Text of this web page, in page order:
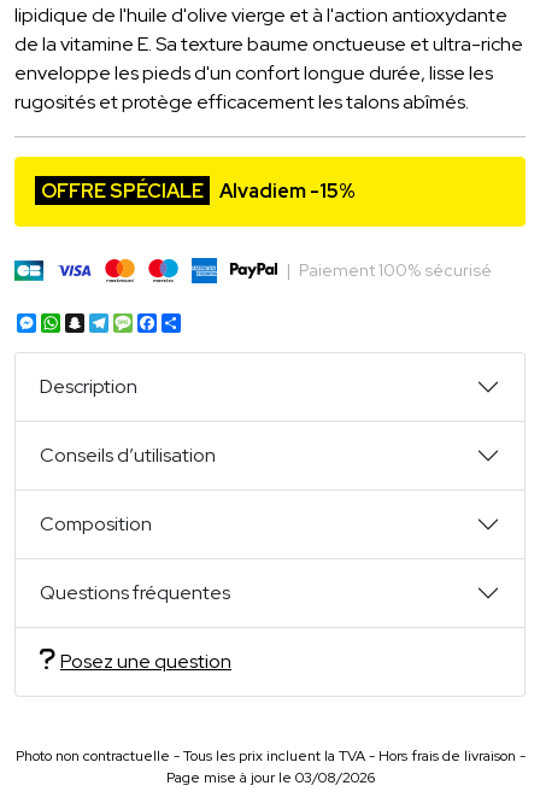
lipidique de l'huile d'olive vierge et à l'action antioxydante
de la vitamine E. Sa texture baume onctueuse et ultra-riche
enveloppe les pieds d'un confort longue durée, lisse les
rugosités et protège efficacement les talons abîmés.
OFFRE SPÉCIALE Alvadiem -15%
| Paiement 100% sécurisé
Messenger
WhatsApp
Snapchat
Telegram
Message
Facebook
Description
Conseils d’utilisation
Composition
Questions fréquentes
Posez une question
Photo non contractuelle - Tous les prix incluent la TVA - Hors frais de livraison -
Page mise à jour le 03/08/2026